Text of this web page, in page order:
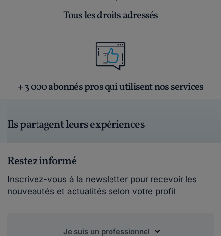
Tous les droits adressés
+ 3 000 abonnés pros qui utilisent nos services
Ils partagent leurs expériences
Restez informé
Inscrivez-vous à la newsletter pour recevoir les
nouveautés et actualités selon votre profil